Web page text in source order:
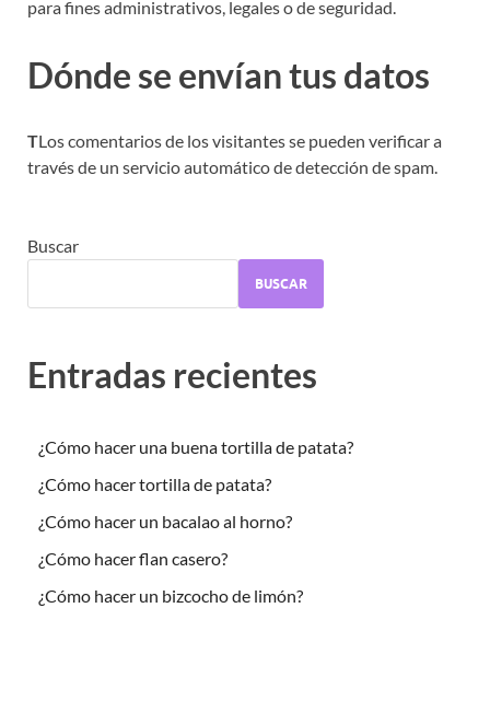
para fines administrativos, legales o de seguridad.
Dónde se envían tus datos
TLos comentarios de los visitantes se pueden verificar a
través de un servicio automático de detección de spam.
Buscar
BUSCAR
Entradas recientes
¿Cómo hacer una buena tortilla de patata?
¿Cómo hacer tortilla de patata?
¿Cómo hacer un bacalao al horno?
¿Cómo hacer flan casero?
¿Cómo hacer un bizcocho de limón?